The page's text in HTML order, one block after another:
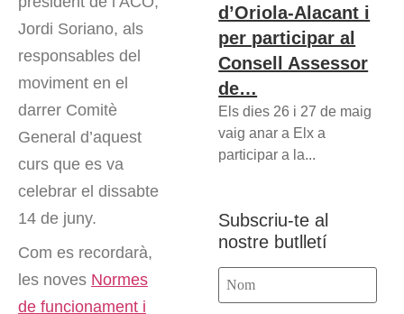
Jordi Soriano, als
responsables del
moviment en el
darrer Comitè
General d’aquest
curs que es va
celebrar el dissabte
14 de juny.
Com es recordarà,
les noves Normes
de funcionament i
d’Oriola-Alacant i
per participar al
Consell Assessor
de…
Els dies 26 i 27 de maig
vaig anar a Elx a
participar a la...
Subscriu-te al
nostre butlletí